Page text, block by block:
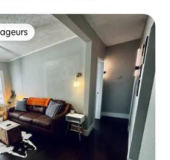
les plus appréciés